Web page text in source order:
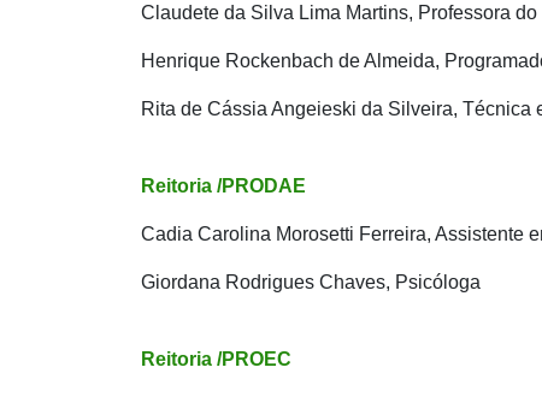
Claudete da Silva Lima Martins, Professora
Henrique Rockenbach de Almeida,
Rita de Cássia Angeieski da Silveira, Técnica
Reitoria /PRODAE
Cadia Carolina Morosetti Ferreira, Assistente
Giordana Rodrigues Chaves, Psicóloga
Reitoria /PROEC